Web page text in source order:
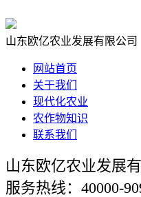
山东欧亿农业发展有限公司
网站首页
关于我们
现代化农业
农作物知识
联系我们
山东欧亿农业发展
服务热线：40000-